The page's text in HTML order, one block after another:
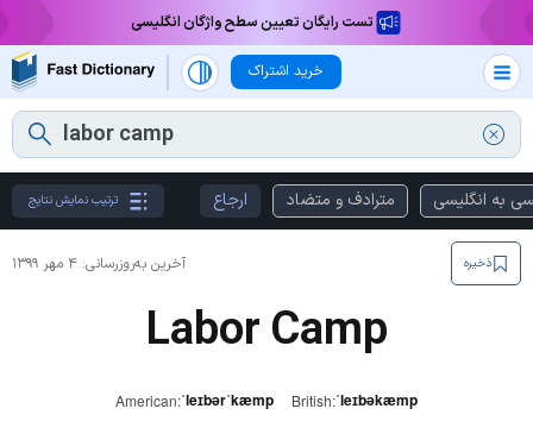
تست رایگان تعیین سطح واژگان انگلیسی
خرید اشتراک
به انگلیسی مترادف و متضاد ارجاع ترتیب نمایش نتایج
آخرین به‌روزرسانی: ۴ مهر ۱۳۹۹ ذخیره
Labor Camp
American:ˈleɪbərˈkæmp British:ˈleɪbəkæmp